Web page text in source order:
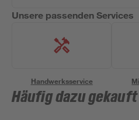
Unsere passenden Services
Handwerksservice
Häufig dazu gekauft